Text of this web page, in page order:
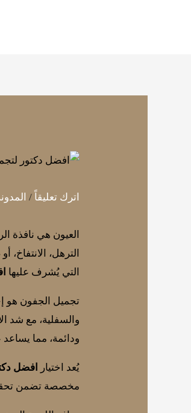
اترك تعليقاً /
العيون هي نافذة
الترهل،
التي يُشرف عليها
تجميل الجفون هو
والسفلية، مع شد
ودائمة، مما
يُعد اختيار افضل
مخصصة تضمن